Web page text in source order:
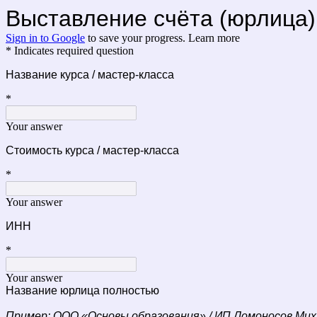
Выставление счёта (юрлица)
Sign in to Google to save your progress. Learn more
* Indicates required question
Название курса / мастер-класса
*
Your answer
Стоимость курса / мастер-класса
*
Your answer
ИНН
*
Your answer
Название юрлица полностью